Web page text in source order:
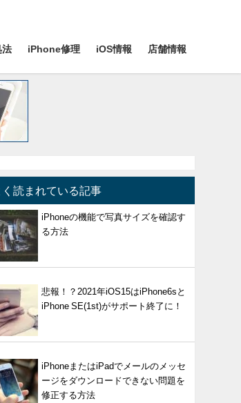
法 iPhone修理 iOS情報 店舗情報
く読まれている記事
iPhoneの機能で写真サイズを確認す
る方法
悲報！？2021年iOS15はiPhone6sと
iPhone SE(1st)がサポート終了に！
iPhoneまたはiPadでメールのメッセ
ージをダウンロードできない問題を
修正する方法